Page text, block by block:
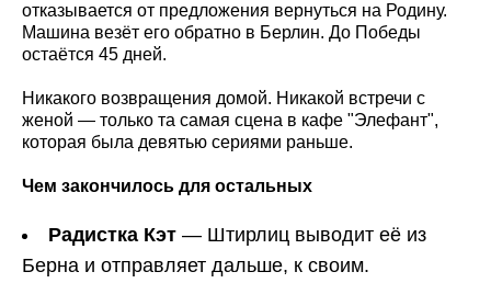
отказывается от предложения вернуться на Родину.
Машина везёт его обратно в Берлин. До Победы
остаётся 45 дней.
Никакого возвращения домой. Никакой встречи с
женой — только та самая сцена в кафе "Элефант",
которая была девятью сериями раньше.
Чем закончилось для остальных
Радистка Кэт — Штирлиц выводит её из
Берна и отправляет дальше, к своим.